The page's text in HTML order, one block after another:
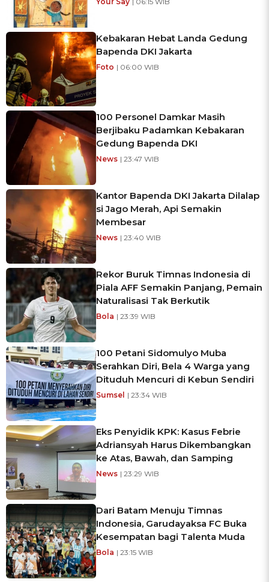
Kebakaran Hebat Landa Gedung
Bapenda DKI Jakarta
Foto | 06:00 WIB
100 Personel Damkar Masih
Berjibaku Padamkan Kebakaran
Gedung Bapenda DKI
News | 23:47 WIB
Kantor Bapenda DKI Jakarta Dilalap
si Jago Merah, Api Semakin
Membesar
News | 23:40 WIB
Rekor Buruk Timnas Indonesia di
Piala AFF Semakin Panjang, Pemain
Naturalisasi Tak Berkutik
Bola | 23:39 WIB
100 Petani Sidomulyo Muba
Serahkan Diri, Bela 4 Warga yang
Dituduh Mencuri di Kebun Sendiri
Sumsel | 23:34 WIB
Eks Penyidik KPK: Kasus Febrie
Adriansyah Harus Dikembangkan
ke Atas, Bawah, dan Samping
News | 23:29 WIB
Dari Batam Menuju Timnas
Indonesia, Garudayaksa FC Buka
Kesempatan bagi Talenta Muda
Bola | 23:15 WIB